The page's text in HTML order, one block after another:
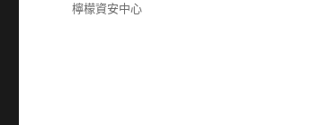
檸檬資安中心